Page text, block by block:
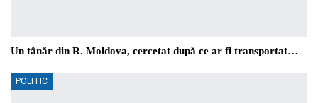
Un tânăr din R. Moldova, cercetat după ce ar fi transportat…
POLITIC